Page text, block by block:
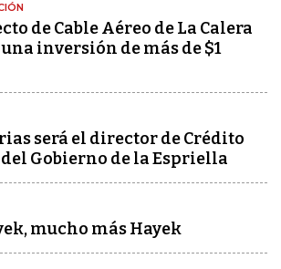
de Cable Aéreo de La Calera
inversión de más de $1
será el director de Crédito
Gobierno de la Espriella
mucho más Hayek